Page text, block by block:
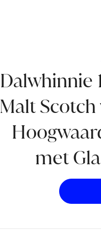
Dalwhinnie
Malt
met